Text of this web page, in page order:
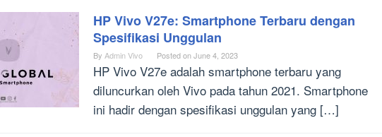
HP Vivo V27e: Smartphone Terbaru dengan
Spesifikasi Unggulan
By Admin Vivo Posted onJune 4, 2023
HP Vivo V27e adalah smartphone terbaru yang
diluncurkan oleh Vivo pada tahun 2021. Smartphone
ini hadir dengan spesifikasi unggulan yang […]